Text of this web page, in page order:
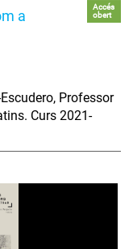
a
Accés
obert
Professor
Curs 2021-